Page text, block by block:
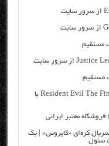
دانلود رایگان فیلم خارجی Resident Evil The Final Chapter 2017 با
کره‌ای «کایروس» | یک
سئول